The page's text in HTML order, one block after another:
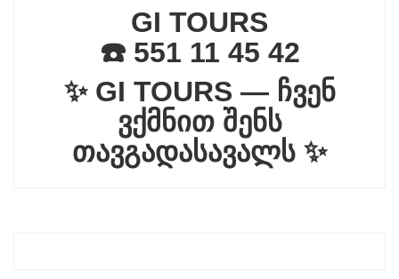
GI TOURS
☎️ 551 11 45 42
✨ GI TOURS — ჩვენ
ვქმნით შენს
თავგადასავალს ✨